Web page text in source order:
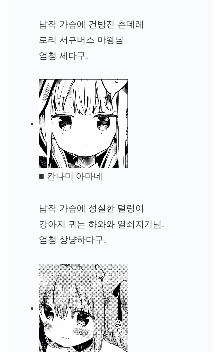
납작 가슴에 건방진 츤데레
로리 서큐버스 마왕님
엄청 세다구.
■ 칸나미 아마네
납작 가슴에 성실한 덜렁이
강아지 귀는 하와와 열쇠지기님.
엄청 상냥하다구.